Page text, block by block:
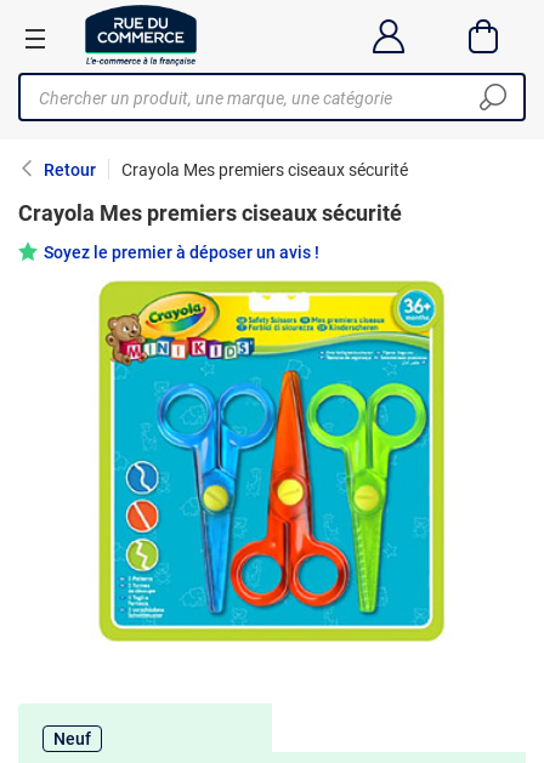
Retour Crayola Mes premiers ciseaux sécurité
Crayola Mes premiers ciseaux sécurité
Soyez le premier à déposer un avis !
Neuf